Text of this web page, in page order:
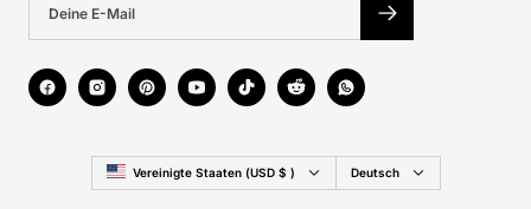
Land/Region Vereinigte Staaten (USD $ ) Sprache
Deutsch